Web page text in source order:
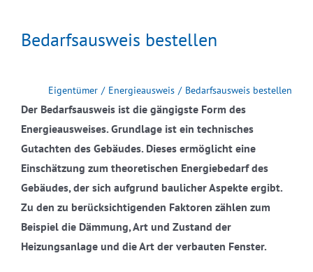
Bedarfsausweis bestellen
Eigentümer Energieausweis Bedarfsausweis bestellen
Der Bedarfsausweis ist die gängigste Form des
Energieausweises. Grundlage ist ein technisches
Gutachten des Gebäudes. Dieses ermöglicht eine
Einschätzung zum theoretischen Energiebedarf des
Gebäudes, der sich aufgrund baulicher Aspekte ergibt.
Zu den zu berücksichtigenden Faktoren zählen zum
Beispiel die Dämmung, Art und Zustand der
Heizungsanlage und die Art der verbauten Fenster.